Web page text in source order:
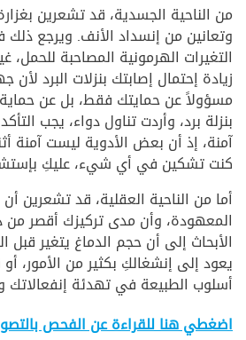
من الناحية الجسدية، قد تشعرين
وتعانين من إنسداد الأنف. ويرجع
التغيرات الهرمونية المصاحبة للحمل،
زيادة إحتمال إصابتك بنزلات البرد
مسؤولاً عن حمايتك فقط، بل عن
بنزلة برد، وأردت تناول دواء، يجب
آمنة، إذ أن بعض الأدوية ليست آمنة
كنت تشكين في أي شيء، عليكِ
أما من الناحية العقلية، قد تشعرين
المعهودة، وأن مدى تركيزك أقصر
الأبحاث إلى أن حجم الدماغ يتغير قبل
يعود إلى إنشغالكِ بكثير من الأمور،
أسلوب الطبيعة في تهدئة
اضغطي هنا للقراءة عن الفحص